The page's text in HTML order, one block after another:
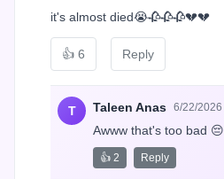
it's almost died😭🥀🥀🥀💔💔
👍 6 Reply
T Taleen Anas 6/22/2026
Awww that's too bad 😔
👍 2 Reply